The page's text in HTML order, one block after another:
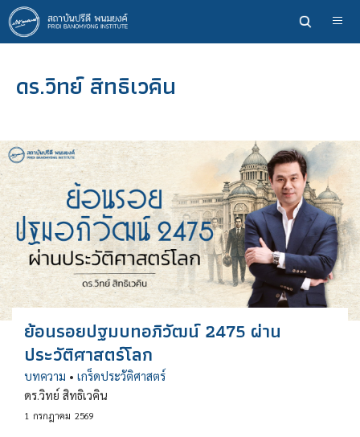
ข้าม
ไป
ยัง
หลักดร.วิทย์ สิทธิเวคิน
ย้อนรอยปฐมบทอภิวัฒน์ 2475 ผ่าน
ประวัติศาสตร์โลก
บทความ • เกร็ดประวัติศาสตร์
ดร.วิทย์ สิทธิเวคิน
1 กรกฎาคม 2569